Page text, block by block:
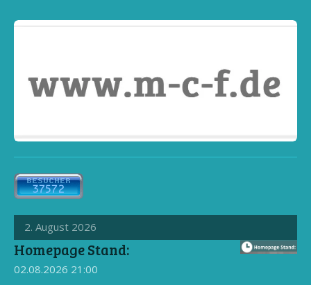
2. August 2026
Homepage Stand:
02.08.2026 21:00